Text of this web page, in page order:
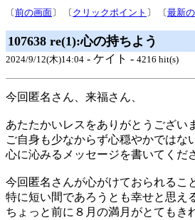
〔前の画面〕 〔 クリックポイント 〕 〔最新
107638 re(1):心の持ちよう
2024/9/12(木)14:04 - ケイト - 4216 hit(s)
今回匿名さん、来福さん、
あたたかいレスをありがとうござい
ご自身も少なからず心穏やかではな
心に沁みるメッセージを書いてくだ
今回匿名さんが心がけておられるこ
特に短い間であろうとも幸せと思え
ちょっと前に８月の満月がとてもき